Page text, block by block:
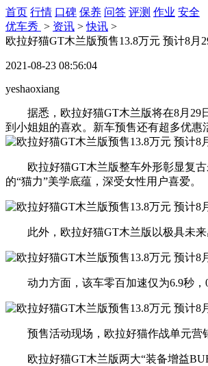
首页 行情 口碑 保养 问答 评测 作业 安全
优车秀 > 资讯 >快讯 >
欧拉好猫GT木兰版预售13.8万元 预计8月
2021-08-23 08:56:04
yeshaoxiang
据悉，欧拉好猫GT木兰版将在8月29日
到小姐姐的喜欢。新车预售还有超多优惠
欧拉好猫GT木兰版整车外形彰显复古
的“猫力”美学底蕴，深受女性用户喜爱。
此外，欧拉好猫GT木兰版以极具未来
动力方面，该车零百加速仅为6.9秒，
预售活动现场，欧拉好猫作战单元营销
欧拉好猫GT木兰版两大“装备增益